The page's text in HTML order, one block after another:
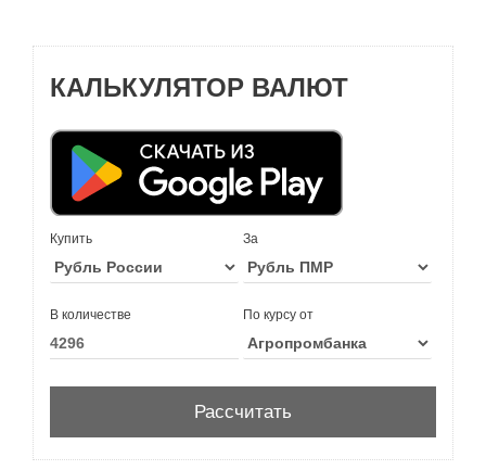
КАЛЬКУЛЯТОР ВАЛЮТ
Купить За
В количестве По курсу от